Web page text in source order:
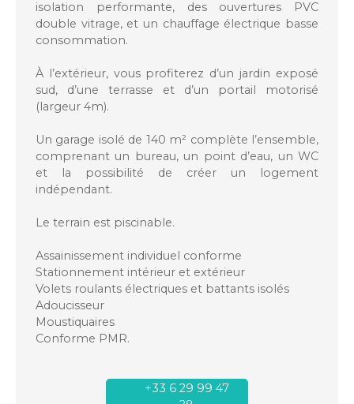
isolation performante, des ouvertures PVC
double vitrage, et un chauffage électrique basse
consommation.
À l’extérieur, vous profiterez d’un jardin exposé
sud, d’une terrasse et d’un portail motorisé
(largeur 4m).
Un garage isolé de 140 m² complète l’ensemble,
comprenant un bureau, un point d’eau, un WC
et la possibilité de créer un logement
indépendant.
Le terrain est piscinable.
Assainissement individuel conforme
Stationnement intérieur et extérieur
Volets roulants électriques et battants isolés
Adoucisseur
Moustiquaires
Conforme PMR.
+33 6 29 99 47